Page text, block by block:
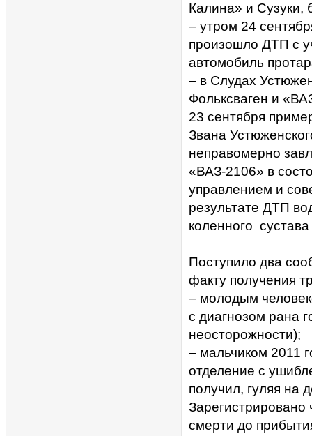
Калина» и Сузуки,
– утром 24
произошло ДТП с
автомобиль
– в Слудах
Фольксваген и
23 сентября
Звана
неправомерно
«ВАЗ-2106» в
управлением и
результате ДТП
коленного
Поступило два
факту получения
– молодым
с диагнозом рана
неосторожности);
– мальчиком 2011
отделение с
получил, гуляя на
смерти до